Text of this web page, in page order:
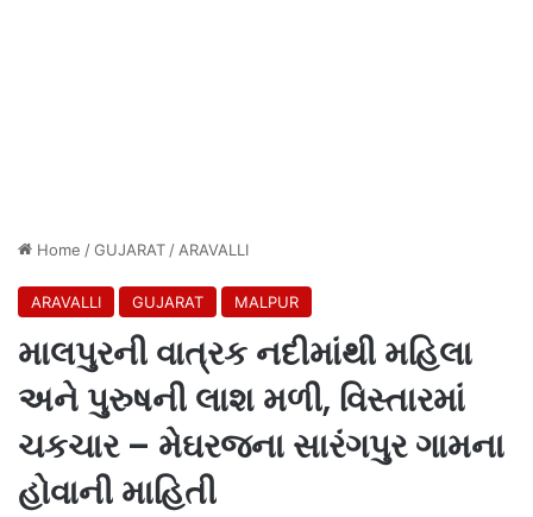
Home /GUJARAT / ARAVALLI
ARAVALLI GUJARAT MALPUR
માલપુરની વાત્રક નદીમાંથી મહિલા
અને પુરુષની લાશ મળી, વિસ્તારમાં
ચકચાર – મેઘરજના સારંગપુર ગામના
હોવાની માહિતી